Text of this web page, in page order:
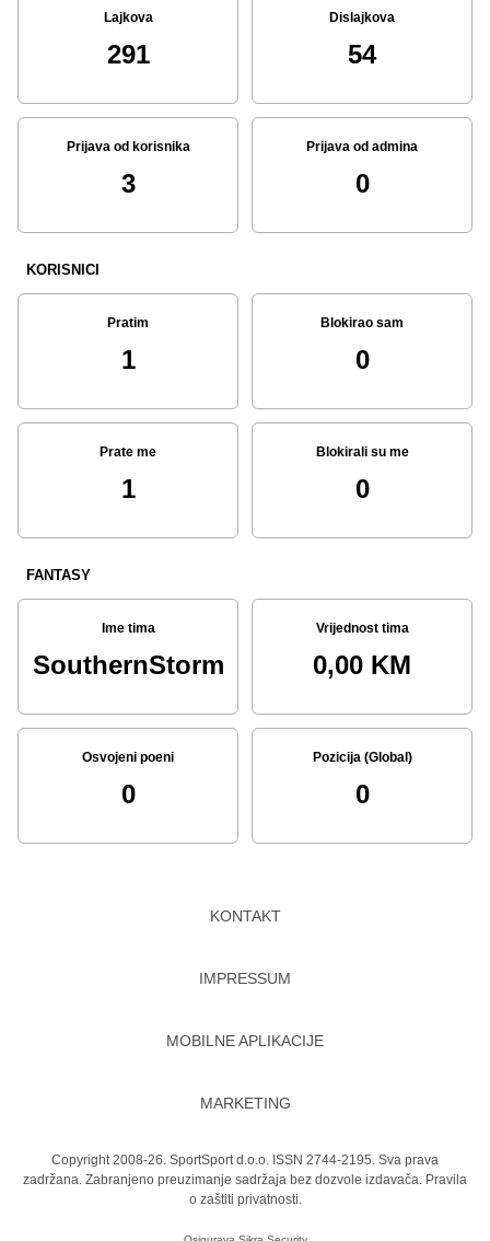
Lajkova
291
Dislajkova
54
Prijava od korisnika
3
Prijava od admina
0
KORISNICI
Pratim
1
Blokirao sam
0
Prate me
1
Blokirali su me
0
FANTASY
Ime tima
SouthernStorm
Vrijednost tima
0,00 KM
Osvojeni poeni
0
Pozicija (Global)
0
KONTAKT
IMPRESSUM
MOBILNE APLIKACIJE
MARKETING
Copyright 2008-26. SportSport d.o.o. ISSN 2744-2195. Sva prava
zadržana. Zabranjeno preuzimanje sadržaja bez dozvole izdavača. Pravila
o zaštiti privatnosti.